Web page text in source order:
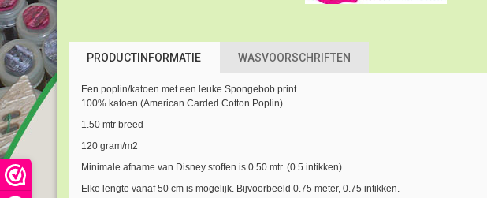
PRODUCTINFORMATIE WASVOORSCHRIFTEN
Een poplin/katoen met een leuke Spongebob print
100% katoen (American Carded Cotton Poplin)
1.50 mtr breed
120 gram/m2
Minimale afname van Disney stoffen is 0.50 mtr. (0.5 intikken)
Elke lengte vanaf 50 cm is mogelijk. Bijvoorbeeld 0.75 meter, 0.75 intikken.